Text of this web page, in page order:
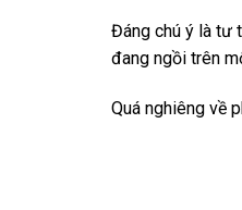
Đáng chú ý là tư
đang ngồi trên
Quá nghiêng về